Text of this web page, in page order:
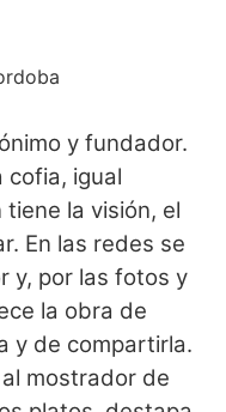
y fundador.
cofia, igual
la visión, el
En las redes se
y, por las fotos y
la obra de
y de compartirla.
mostrador de